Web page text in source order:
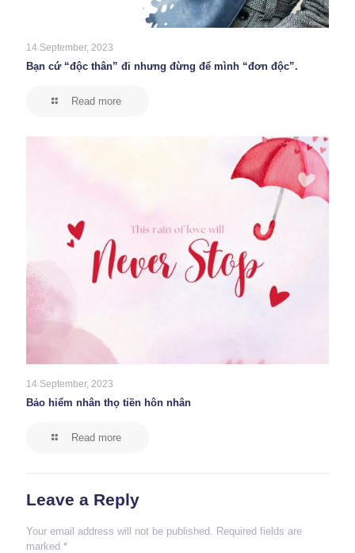
14 September, 2023
Bạn cứ “độc thân” đi nhưng đừng để mình “đơn độc”.
Read more
14 September, 2023
Bảo hiểm nhân thọ tiền hôn nhân
Read more
Leave a Reply
Your email address will not be published. Required fields are
marked *